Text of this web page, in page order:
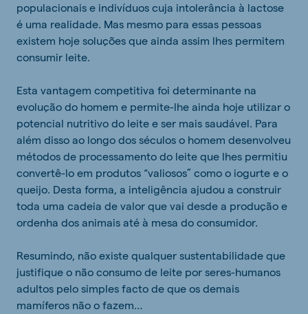
populacionais e indivíduos cuja intolerância à lactose
é uma realidade. Mas mesmo para essas pessoas
existem hoje soluções que ainda assim lhes permitem
consumir leite.
Esta vantagem competitiva foi determinante na
evolução do homem e permite-lhe ainda hoje utilizar o
potencial nutritivo do leite e ser mais saudável. Para
além disso ao longo dos séculos o homem desenvolveu
métodos de processamento do leite que lhes permitiu
convertê-lo em produtos “valiosos” como o iogurte e o
queijo. Desta forma, a inteligência ajudou a construir
toda uma cadeia de valor que vai desde a produção e
ordenha dos animais até à mesa do consumidor.
Resumindo, não existe qualquer sustentabilidade que
justifique o não consumo de leite por seres-humanos
adultos pelo simples facto de que os demais
mamíferos não o fazem…